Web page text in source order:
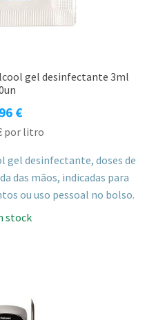
gel desinfectante 3ml
€
por litro
gel desinfectante, doses de
das mãos, indicadas para
ou uso pessoal no bolso.
stock